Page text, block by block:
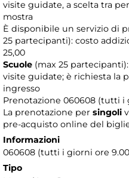
visite guidate, a scelta tra
mostra
È disponibile un servizio di
25 partecipanti): costo
25,00
Scuole (max 25
visite guidate; è richiesta la
ingresso
Prenotazione 060608 (tutti i
La prenotazione per singoli
pre-acquisto online del
Informazioni
060608 (tutti i giorni ore 9.00
Tipo